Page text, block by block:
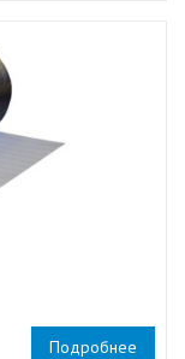
Подробнее